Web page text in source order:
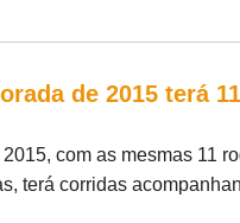
de 2015 terá
com as mesmas 11
terá corridas